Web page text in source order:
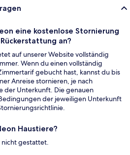
eine kostenlose Stornierung
an?
auf unserer Website vollständig
Wenn du einen vollständig
gebucht hast, kannst du bis
Anreise stornieren, je nach
der Unterkunft. Die genauen
der jeweiligen Unterkunft
Haustiere?
nicht gestattet.